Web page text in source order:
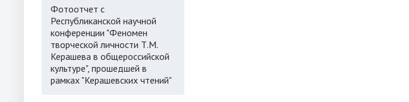
Фотоотчет с
Республиканской научной
конференции "Феномен
творческой личности Т.М.
Керашева в общероссийской
культуре", прошедшей в
рамках "Керашевских чтений"